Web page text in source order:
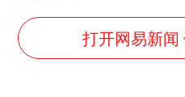
白海
打开网易新闻